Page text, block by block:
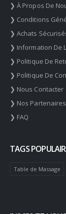
❯ À Propos De
❯ Conditions
❯ Achats
❯ Information De
❯ Politique De
❯ Politique De
❯ Nous Contacter
❯ Nos Partenaires
❯ FAQ
TAGS
Table de Massage